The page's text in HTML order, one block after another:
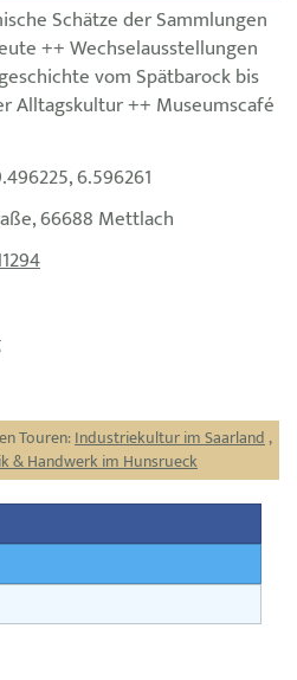
Schätze der Sammlungen
++ Wechselausstellungen
vom Spätbarock bis
Alltagskultur ++ Museumscafé
6.596261
66688 Mettlach
Touren:Industriekultur im Saarland ,
& Handwerk im Hunsrueck